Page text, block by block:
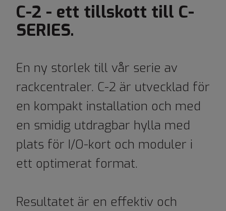
C-2 - ett tillskott till C-
SERIES.
En ny storlek till vår serie av
rackcentraler. C-2 är utvecklad för
en kompakt installation och med
en smidig utdragbar hylla med
plats för I/O-kort och moduler i
ett optimerat format.
Resultatet är en effektiv och